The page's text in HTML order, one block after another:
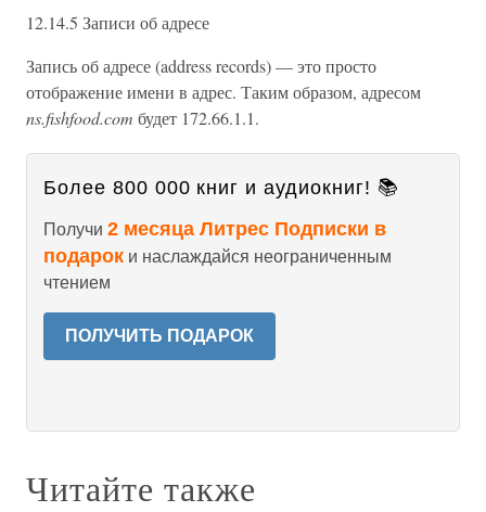
12.14.5 Записи об адресе
Запись об адресе (address records) — это просто
отображение имени в адрес. Таким образом, адресом
ns.fishfood.com будет 172.66.1.1.
Более 800 000 книг и аудиокниг! 📚
Получи 2 месяца Литрес Подписки в
подарок и наслаждайся неограниченным
чтением
ПОЛУЧИТЬ ПОДАРОК
Читайте также